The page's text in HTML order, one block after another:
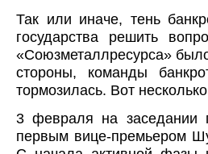
Так или иначе, тень
государства решить
«Союзметаллресурса»
стороны, команды
тормозилась. Вот
3 февраля на заседании
первым вице-премьером